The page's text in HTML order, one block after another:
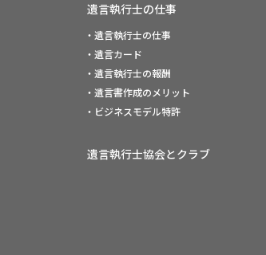
遺言執行士の仕事
・遺言執行士の仕事
・遺言カード
・遺言執行士の報酬
・遺言書作成のメリット
・ビジネスモデル特許
遺言執行士協会とクラブ